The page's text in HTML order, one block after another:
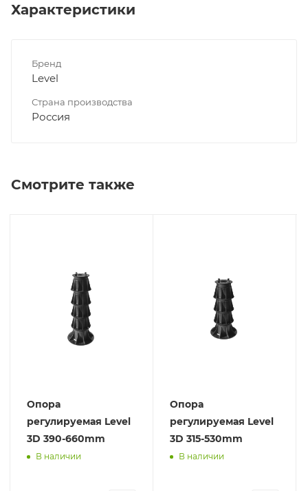
Характеристики
Бренд
Level
Страна производства
Россия
Смотрите также
Опора
регулируемая Level
3D 390-660mm
В наличии
Опора
регулируемая Level
3D 315-530mm
В наличии